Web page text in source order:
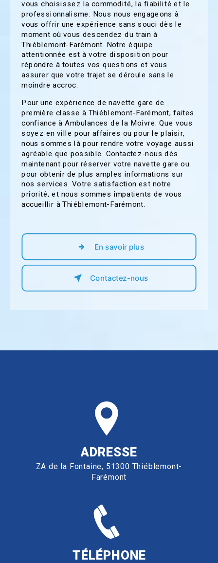
vous choisissez la commodité, la fiabilité et le
professionnalisme. Nous nous engageons à
vous offrir une expérience sans souci dès le
moment où vous descendez du train à
Thiéblemont-Farémont. Notre équipe
attentionnée est à votre disposition pour
répondre à toutes vos questions et vous
assurer que votre trajet se déroule sans le
moindre accroc.
Pour une expérience de navette gare de
première classe à Thiéblemont-Farémont, faites
confiance à Ambulances de la Moivre. Que vous
soyez en ville pour affaires ou pour le plaisir,
nous sommes là pour rendre votre voyage aussi
agréable que possible. Contactez-nous dès
maintenant pour réserver votre navette gare ou
pour obtenir de plus amples informations sur
nos services. Votre satisfaction est notre
priorité, et nous sommes impatients de vous
accueillir à Thiéblemont-Farémont.
En savoir plus
Contactez-nous
ADRESSE
ZA de la Fontaine, 51300 Thiéblemont-
Farémont
TÉLÉPHONE